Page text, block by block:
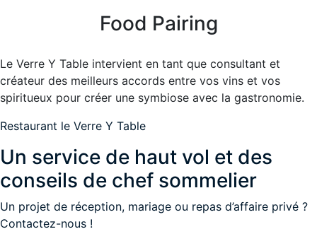
Food Pairing
Le Verre Y Table intervient en tant que consultant et
créateur des meilleurs accords entre vos vins et vos
spiritueux pour créer une symbiose avec la gastronomie.
Restaurant le Verre Y Table
Un service de haut vol et des
conseils de chef sommelier
Un projet de réception, mariage ou repas d’affaire privé ?
Contactez-nous !